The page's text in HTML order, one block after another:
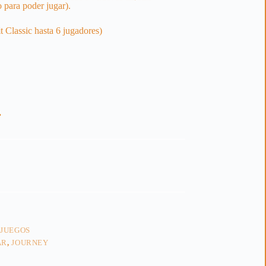
para poder jugar).
hasta 6 jugadores)
,JOURNEY